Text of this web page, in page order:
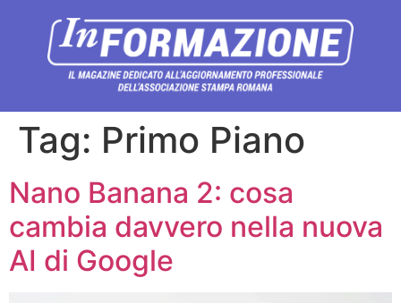
Tag: Primo Piano
Nano Banana 2: cosa
cambia davvero nella nuova
AI di Google